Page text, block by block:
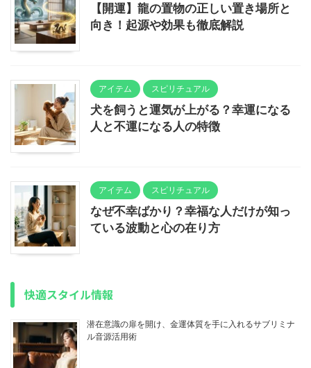
【開運】龍の置物の正しい置き場所と
向き！起源や効果も徹底解説
アイテム スピリチュアル
犬を飼うと運気が上がる？幸運になる
人と不運になる人の特徴
アイテム スピリチュアル
なぜ不幸ばかり？幸福な人だけが知っ
ている波動と心の在り方
快適スタイル情報
潜在意識の扉を開け、金運体質を手に入れるサブリミナ
ル音源活用術